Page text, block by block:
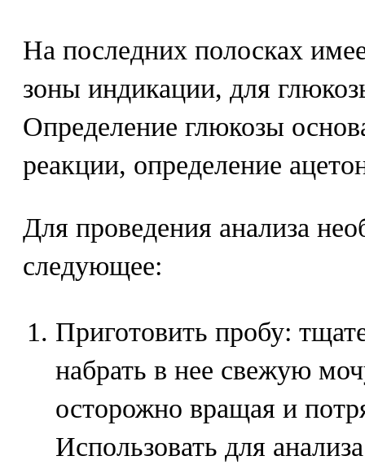
На последних полосках
зоны индикации, для
Определение глюкозы
реакции, определение
Для проведения анализа
следующее:
Приготовить пробу:
набрать в нее свежую
осторожно вращая и
Использовать для